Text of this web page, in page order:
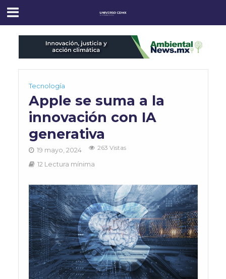
Tecnología
Apple se suma a la
innovación con IA
generativa
19 mayo, 2024 263 Vistas
12 Lectura mínima